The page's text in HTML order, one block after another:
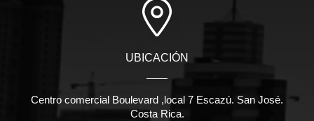
UBICACIÓN
Centro comercial Boulevard ,local 7 Escazú. San José.
Costa Rica.